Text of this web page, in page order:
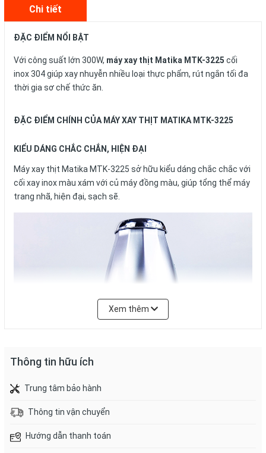
Chi tiết
ĐẶC ĐIỂM NỔI BẬT
Với công suất lớn 300W, máy xay thịt Matika MTK-3225 cối
inox 304 giúp xay nhuyễn nhiều loại thực phẩm, rút ngắn tối đa
thời gia sơ chế thức ăn.
ĐẶC ĐIỂM CHÍNH CỦA MÁY XAY THỊT MATIKA MTK-3225
KIỂU DÁNG CHẮC CHẮN, HIỆN ĐẠI
Máy xay thịt Matika MTK-3225 sở hữu kiểu dáng chắc chắc với
cối xay inox màu xám với củ máy đồng màu, giúp tổng thể máy
trang nhã, hiện đại, sạch sẽ.
Xem thêm
Thông tin hữu ích
Trung tâm bảo hành
Thông tin vận chuyển
Hướng dẫn thanh toán